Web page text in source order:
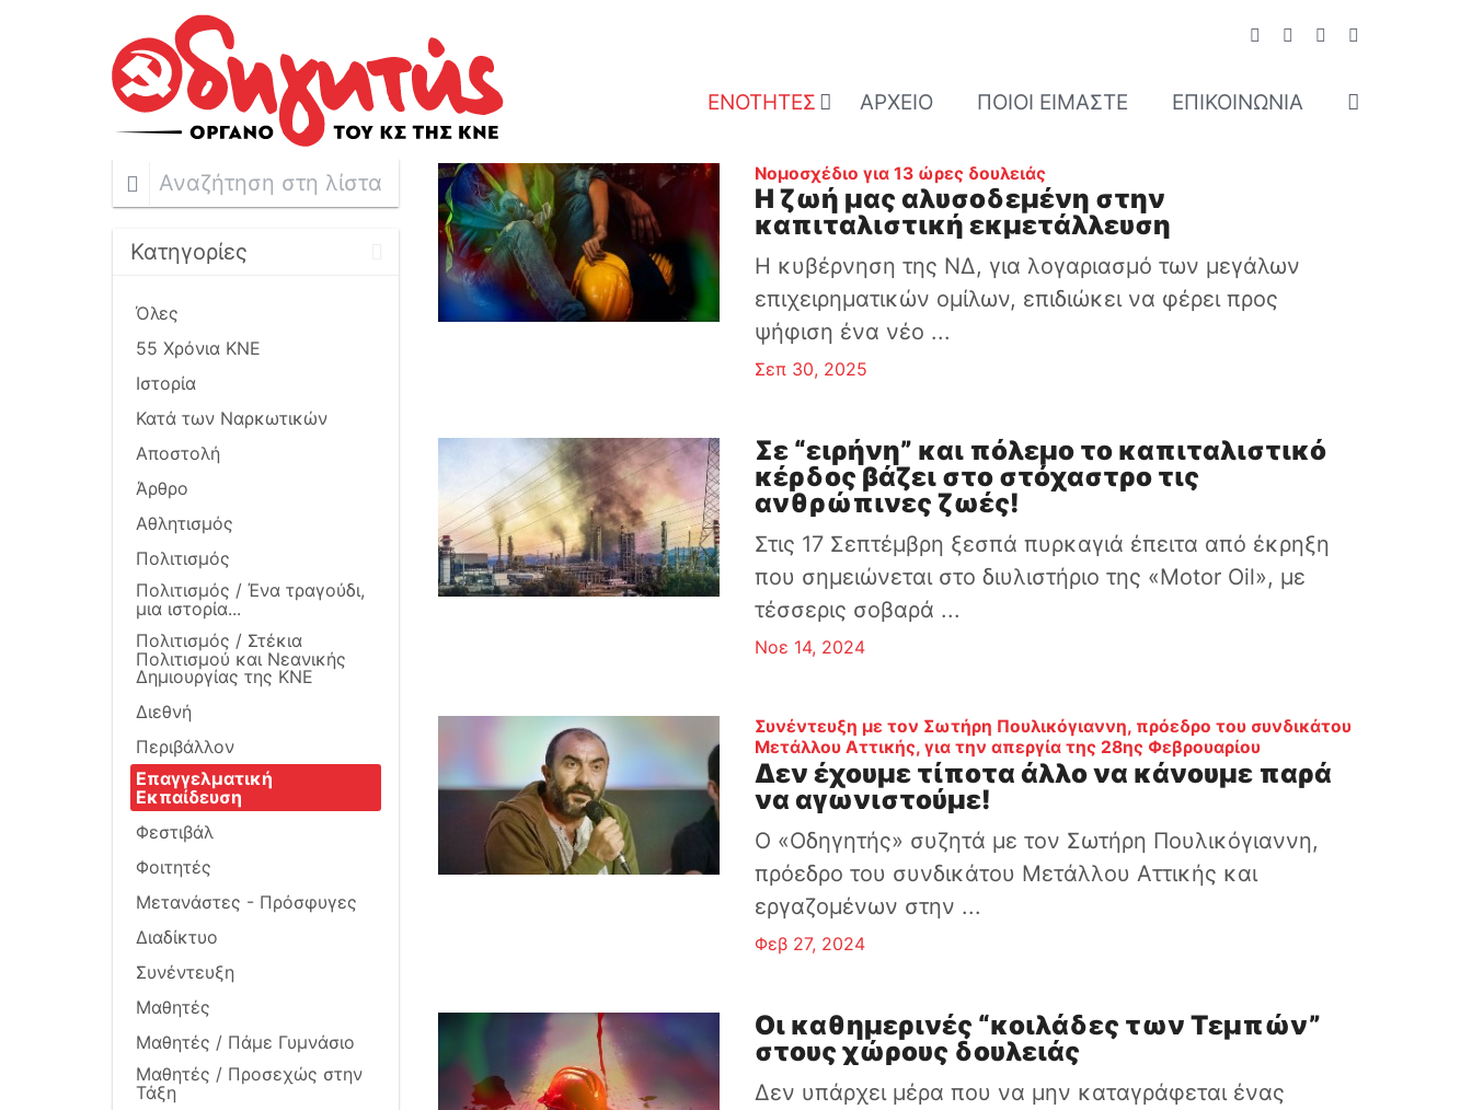
ΕΝΌΤΗΤΕΣ ΑΡΧΕΊΟ ΠΟΙΟΊ ΕΊΜΑΣΤΕ ΕΠΙΚΟΙΝΩΝΊΑ
Νομοσχέδιο για 13 ώρες δουλειάς
Η ζωή μας αλυσοδεμένη στην
καπιταλιστική εκμετάλλευση
Η κυβέρνηση της ΝΔ, για λογαριασμό των μεγάλων
επιχειρηματικών ομίλων, επιδιώκει να φέρει προς
ψήφιση ένα νέο ...
Σεπ 30, 2025
Σε “ειρήνη” και πόλεμο το καπιταλιστικό
κέρδος βάζει στο στόχαστρο τις
ανθρώπινες ζωές!
Στις 17 Σεπτέμβρη ξεσπά πυρκαγιά έπειτα από έκρηξη
που σημειώνεται στο διυλιστήριο της «Motor Oil», με
τέσσερις σοβαρά ...
Νοε 14, 2024
Συνέντευξη με τον Σωτήρη Πουλικόγιαννη, πρόεδρο του συνδικάτου
Μετάλλου Αττικής, για την απεργία της 28ης Φεβρουαρίου:
Δεν έχουμε τίποτα άλλο να κάνουμε παρά
να αγωνιστούμε!
Ο «Οδηγητής» συζητά με τον Σωτήρη Πουλικόγιαννη,
πρόεδρο του συνδικάτου Μετάλλου Αττικής και
εργαζομένων στην ...
Φεβ 27, 2024
Οι καθημερινές “κοιλάδες των Τεμπών”
στους χώρους δουλειάς
Δεν υπάρχει μέρα που να μην καταγράφεται ένας
Αναζήτηση
στη
λίστα
Κατηγορίες
Όλες
55 Χρόνια ΚΝΕ
Ιστορία
Κατά των Ναρκωτικών
Αποστολή
Άρθρο
Αθλητισμός
Πολιτισμός
Πολιτισμός / Ένα τραγούδι,
μια ιστορία...
Πολιτισμός / Στέκια
Πολιτισμού και Νεανικής
Δημιουργίας της ΚΝΕ
Διεθνή
Περιβάλλον
Επαγγελματική
Εκπαίδευση
Φεστιβάλ
Φοιτητές
Μετανάστες - Πρόσφυγες
Διαδίκτυο
Συνέντευξη
Μαθητές
Μαθητές / Πάμε Γυμνάσιο
Μαθητές / Προσεχώς στην
Τάξη